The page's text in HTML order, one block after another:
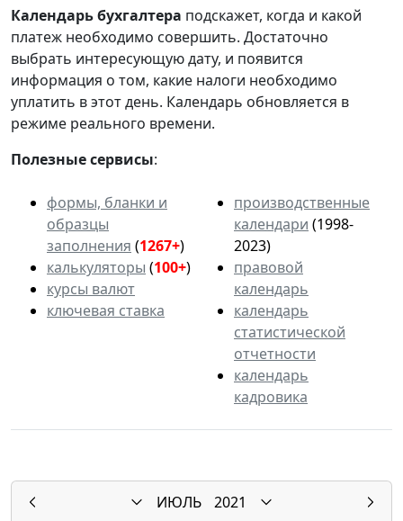
Календарьбухгалтера подскажет, когда и какой
платеж необходимо совершить. Достаточно
выбрать интересующую дату, и появится
информация о том, какие налоги необходимо
уплатить в этот день. Календарь обновляется в
режиме реального времени.
Полезные сервисы:
формы, бланки и
образцы
заполнения (1267+)
калькуляторы (100+)
курсы валют
ключевая ставка
производственные
календари (1998-
2023)
правовой
календарь
календарь
статистической
отчетности
календарь
кадровика
ИЮЛЬ
2021